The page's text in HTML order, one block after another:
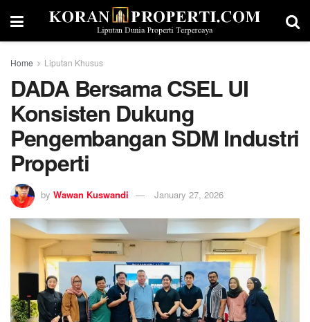
Home Liputan Khusus
DADA Bersama CSEL UI
Konsisten Dukung
Pengembangan SDM Industri
Properti
by Wawan Kuswandi January 27, 2026